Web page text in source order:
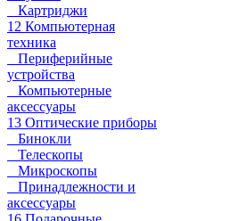
Картриджи
12 Компьютерная
техника
Периферийные
устройства
Компьютерные
аксессуары
13 Оптические приборы
Бинокли
Телескопы
Микроскопы
Принадлежности и
аксессуары